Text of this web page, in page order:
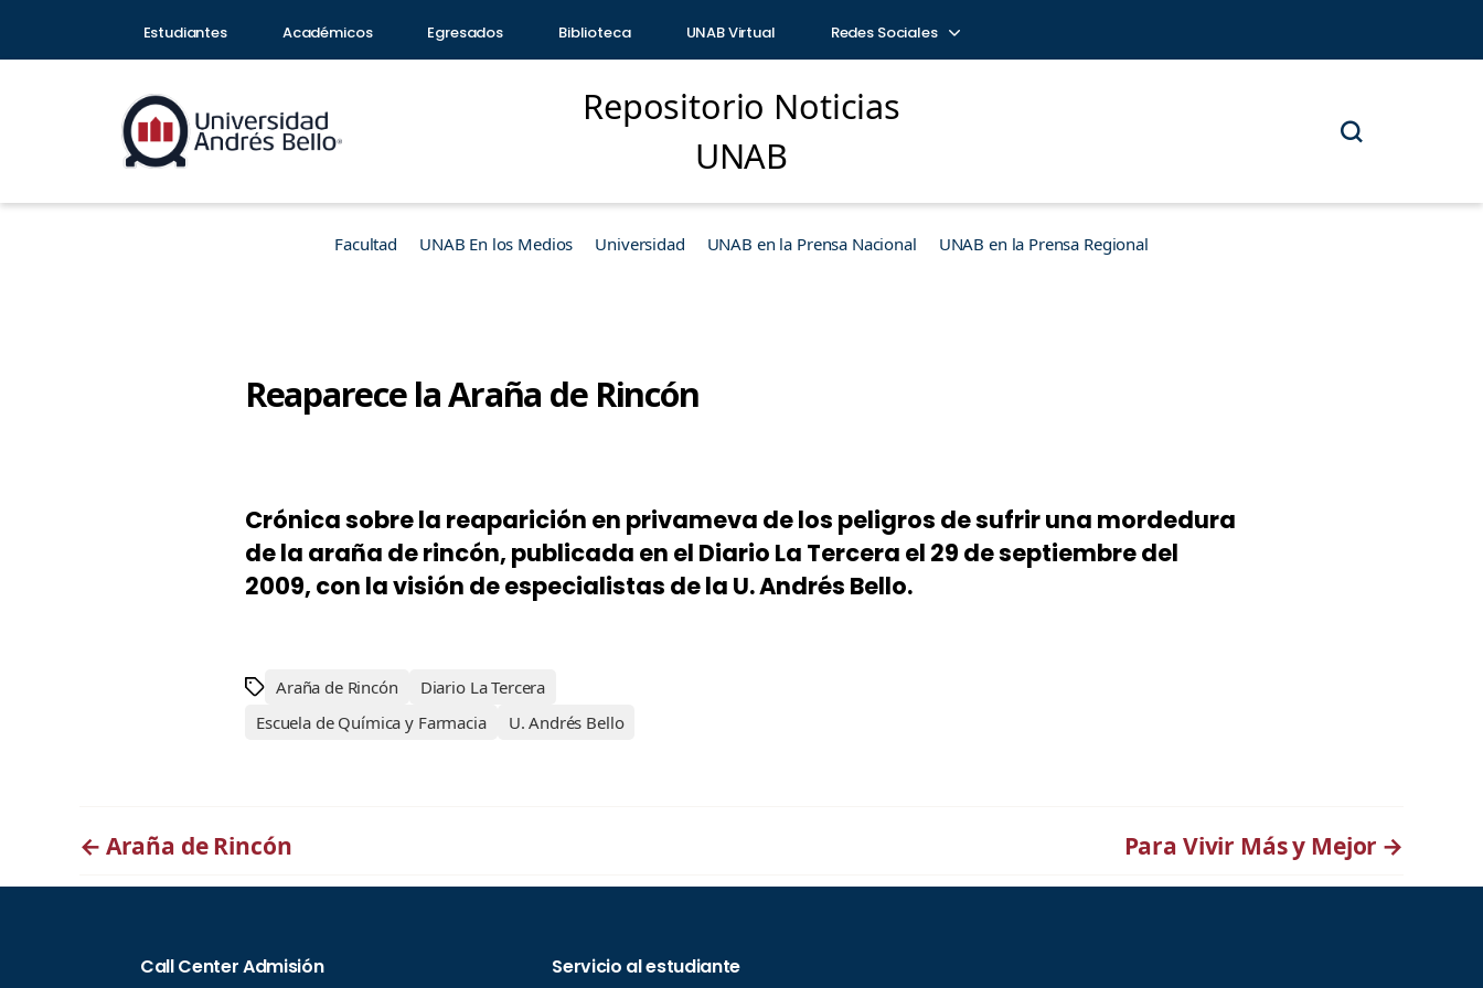
Estudiantes Académicos Egresados Biblioteca UNAB Virtual Redes Sociales
Repositorio Noticias
UNAB
Facultad UNAB En los Medios Universidad UNAB en la Prensa Nacional UNAB en la Prensa Regional
Reaparece la Araña de Rincón
Crónica sobre la reaparición en privameva de los peligros de sufrir una mordedura
de la araña de rincón, publicada en el Diario La Tercera el 29 de septiembre del
2009, con la visión de especialistas de la U. Andrés Bello.
Araña de Rincón
Diario La Tercera
Escuela de Química y Farmacia
U. Andrés Bello
← Araña de Rincón Para Vivir Más y Mejor →